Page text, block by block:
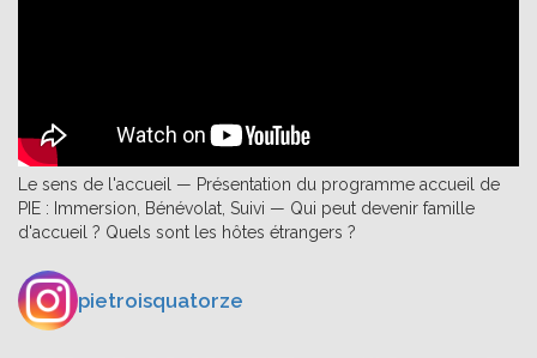
Le sens de l'accueil — Présentation du programme accueil de
PIE : Immersion, Bénévolat, Suivi — Qui peut devenir famille
d'accueil ? Quels sont les hôtes étrangers ?
pietroisquatorze